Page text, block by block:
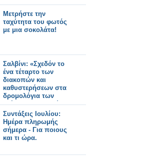
Μετρήστε την
ταχύτητα του φωτός
με μια σοκολάτα!
Σαλβίνι: «Σχεδόν το
ένα τέταρτο των
διακοπών και
καθυστερήσεων στα
δρομολόγια των
τρένων προκαλούνται
από ζημιές ή
κακόβουλες
ενέργειες».
Συντάξεις Ιουλίου:
Ημέρα πληρωμής
σήμερα - Για ποιους
και τι ώρα.